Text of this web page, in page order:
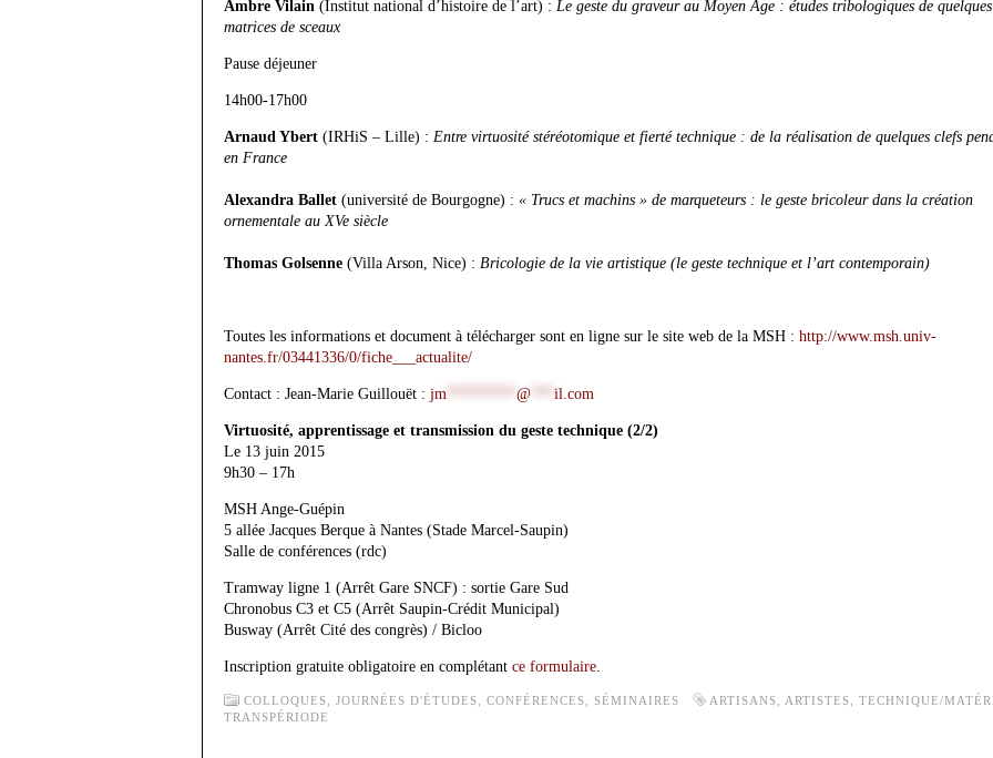
Ambre Vilain (Institut national d’histoire de l’art) : Le geste du graveur au Moyen Âge : études tribologiques de quelques
matrices de sceaux
Pause déjeuner
14h00-17h00
Arnaud Ybert (IRHiS – Lille) : Entre virtuosité stéréotomique et fierté technique : de la réalisation de quelques clefs
en France
Alexandra Ballet (université de Bourgogne) : « Trucs et machins » de marqueteurs : le geste bricoleur dans la création
ornementale au XVe siècle
Thomas Golsenne (Villa Arson, Nice) : Bricologie de la vie artistique (le geste technique et l’art contemporain)
Toutes les informations et document à télécharger sont en ligne sur le site web de la MSH : http://www.msh.univ-
nantes.fr/03441336/0/fiche___actualite/
Contact : Jean-Marie Guillouët : jm @ il.com
Virtuosité, apprentissage et transmission du geste technique (2/2)
Le 13 juin 2015
9h30 – 17h
MSH Ange-Guépin
5 allée Jacques Berque à Nantes (Stade Marcel-Saupin)
Salle de conférences (rdc)
Tramway ligne 1 (Arrêt Gare SNCF) : sortie Gare Sud
Chronobus C3 et C5 (Arrêt Saupin-Crédit Municipal)
Busway (Arrêt Cité des congrès) / Bicloo
Inscription gratuite obligatoire en complétant ce formulaire.
COLLOQUES, JOURNÉES D'ÉTUDES, CONFÉRENCES, SÉMINAIRES ARTISANS ARTISTES TECHNIQUE/
TRANSPÉRIODE